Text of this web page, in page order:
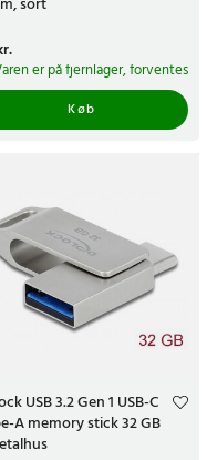
inden for 5-7 hverdage
sort
:39 kr.
er på fjernlager, forventes
Køb
USB 3.2 Gen 1 USB-C
A memory stick 32 GB